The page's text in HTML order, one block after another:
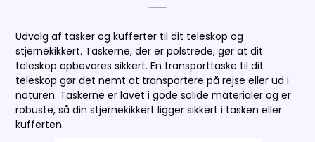
Udvalg af tasker og kufferter til dit teleskop og
stjernekikkert. Taskerne, der er polstrede, gør at dit
teleskop opbevares sikkert. En transporttaske til dit
teleskop gør det nemt at transportere på rejse eller ud i
naturen. Taskerne er lavet i gode solide materialer og er
robuste, så din stjernekikkert ligger sikkert i tasken eller
kufferten.